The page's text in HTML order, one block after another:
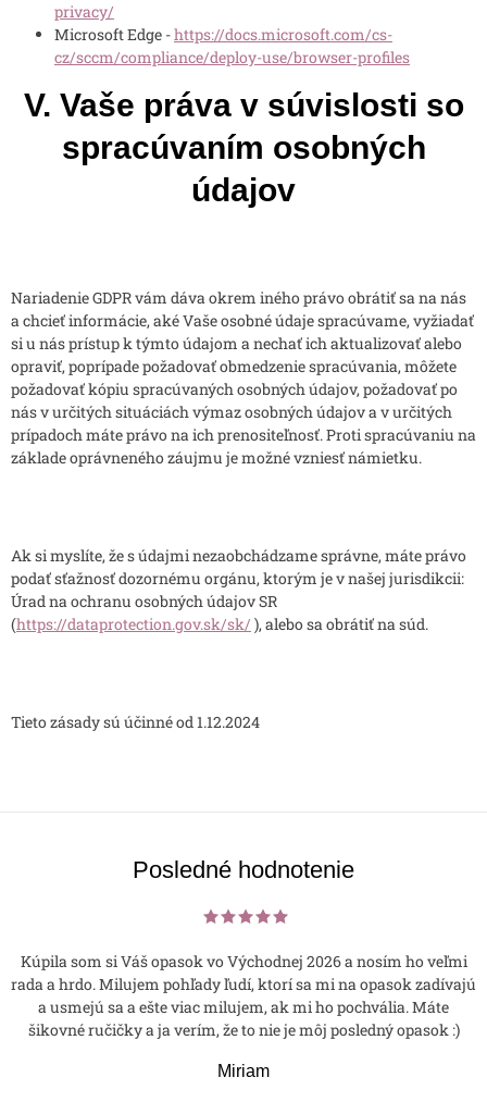
privacy/
Microsoft Edge -https://docs.microsoft.com/cs-
cz/sccm/compliance/deploy-use/browser-profiles
V. Vaše práva v súvislosti so
spracúvaním osobných
údajov
Nariadenie GDPR vám dáva okrem iného právo obrátiť sa na nás
a chcieť informácie, aké Vaše osobné údaje spracúvame, vyžiadať
si u nás prístup k týmto údajom a nechať ich aktualizovať alebo
opraviť, poprípade požadovať obmedzenie spracúvania, môžete
požadovať kópiu spracúvaných osobných údajov, požadovať po
nás v určitých situáciách výmaz osobných údajov a v určitých
prípadoch máte právo na ich prenositeľnosť. Proti spracúvaniu na
základe oprávneného záujmu je možné vzniesť námietku.
Ak si myslíte, že s údajmi nezaobchádzame správne, máte právo
podať sťažnosť dozornému orgánu, ktorým je v našej jurisdikcii:
Úrad na ochranu osobných údajov SR
(https://dataprotection.gov.sk/sk/ ), alebo sa obrátiť na súd.
Tieto zásady sú účinné od 1.12.2024
Posledné hodnotenie
Kúpila som si Váš opasok vo Východnej 2026 a nosím ho veľmi
rada a hrdo. Milujem pohľady ľudí, ktorí sa mi na opasok zadívajú
a usmejú sa a ešte viac milujem, ak mi ho pochvália. Máte
šikovné ručičky a ja verím, že to nie je môj posledný opasok :)
Miriam